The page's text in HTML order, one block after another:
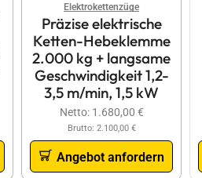
Elektrokettenzüge
Präzise elektrische
Ketten-Hebeklemme
2.000 kg + langsame
Geschwindigkeit 1,2-
3,5 m/min, 1,5 kW
Netto: 1.680,00 €
Brutto: 2.100,00 €
Angebot anfordern